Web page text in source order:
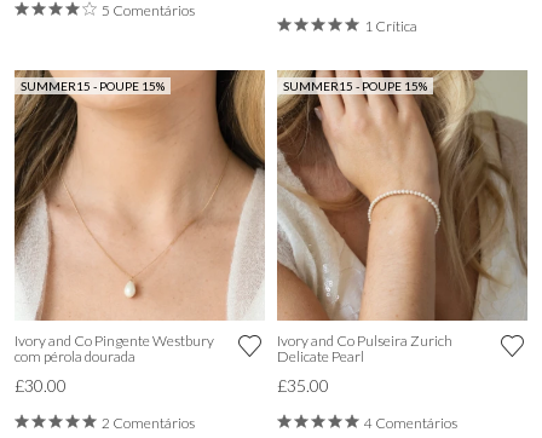
5 Comentários
1 Crítica
SUMMER15 - POUPE 15%
Ivory and Co Pingente Westbury
com pérola dourada
£30.00
2 Comentários
SUMMER15 - POUPE 15%
Ivory and Co Pulseira Zurich
Delicate Pearl
£35.00
4 Comentários